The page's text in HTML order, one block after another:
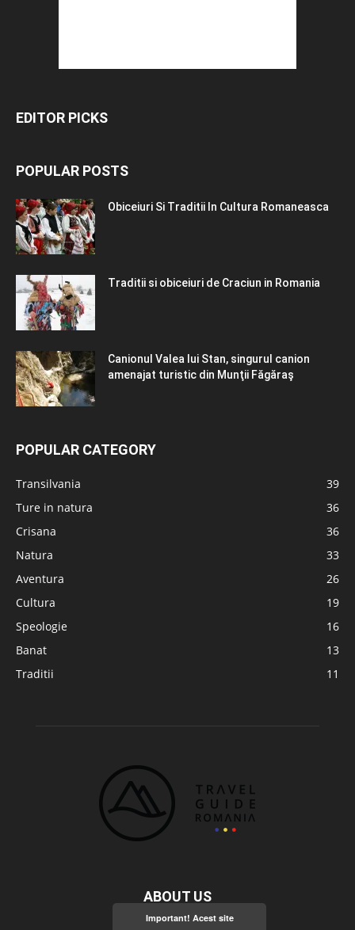
EDITOR PICKS
POPULAR POSTS
Obiceiuri Si Traditii In Cultura Romaneasca
Traditii si obiceiuri de Craciun in Romania
Canionul Valea lui Stan, singurul canion
amenajat turistic din Munţii Făgăraş
POPULAR CATEGORY
Transilvania
39
Ture in natura
36
Crisana
36
Natura
33
Aventura
26
Cultura
19
Speologie
16
Banat
13
Traditii
11
ABOUT US
Important! Acest site